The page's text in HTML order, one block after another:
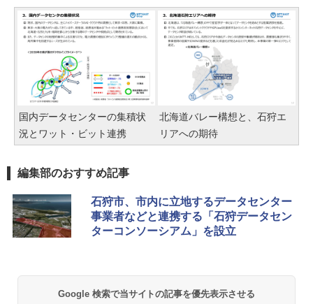
国内データセンターの集積状
況とワット・ビット連携
北海道バレー構想と、石狩エ
リアへの期待
編集部のおすすめ記事
石狩市、市内に立地するデータセンター
事業者などと連携する「石狩データセン
ターコンソーシアム」を設立
Google 検索で当サイトの記事を優先表示させる